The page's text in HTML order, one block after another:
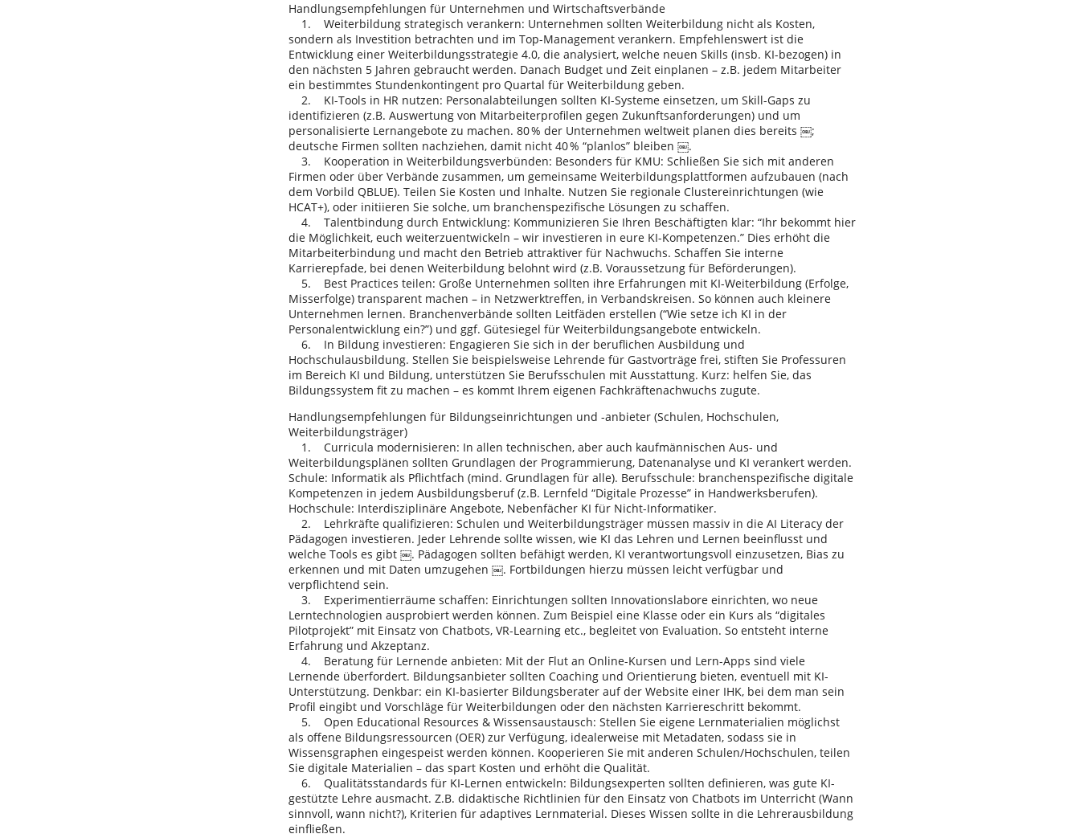
Handlungsempfehlungen für Unternehmen und Wirtschaftsverbände
1. Weiterbildung strategisch verankern: Unternehmen sollten Weiterbildung nicht als Kosten,
sondern als Investition betrachten und im Top-Management verankern. Empfehlenswert ist die
Entwicklung einer Weiterbildungsstrategie 4.0, die analysiert, welche neuen Skills (insb. KI-bezogen) in
den nächsten 5 Jahren gebraucht werden. Danach Budget und Zeit einplanen – z.B. jedem Mitarbeiter
ein bestimmtes Stundenkontingent pro Quartal für Weiterbildung geben.
2. KI-Tools in HR nutzen: Personalabteilungen sollten KI-Systeme einsetzen, um Skill-Gaps zu
identifizieren (z.B. Auswertung von Mitarbeiterprofilen gegen Zukunftsanforderungen) und um
personalisierte Lernangebote zu machen. 80 % der Unternehmen weltweit planen dies bereits ￼;
deutsche Firmen sollten nachziehen, damit nicht 40 % “planlos” bleiben ￼.
3. Kooperation in Weiterbildungsverbünden: Besonders für KMU: Schließen Sie sich mit anderen
Firmen oder über Verbände zusammen, um gemeinsame Weiterbildungsplattformen aufzubauen (nach
dem Vorbild QBLUE). Teilen Sie Kosten und Inhalte. Nutzen Sie regionale Clustereinrichtungen (wie
HCAT+), oder initiieren Sie solche, um branchenspezifische Lösungen zu schaffen.
4. Talentbindung durch Entwicklung: Kommunizieren Sie Ihren Beschäftigten klar: “Ihr bekommt hier
die Möglichkeit, euch weiterzuentwickeln – wir investieren in eure KI-Kompetenzen.” Dies erhöht die
Mitarbeiterbindung und macht den Betrieb attraktiver für Nachwuchs. Schaffen Sie interne
Karrierepfade, bei denen Weiterbildung belohnt wird (z.B. Voraussetzung für Beförderungen).
5. Best Practices teilen: Große Unternehmen sollten ihre Erfahrungen mit KI-Weiterbildung (Erfolge,
Misserfolge) transparent machen – in Netzwerktreffen, in Verbandskreisen. So können auch kleinere
Unternehmen lernen. Branchenverbände sollten Leitfäden erstellen (“Wie setze ich KI in der
Personalentwicklung ein?”) und ggf. Gütesiegel für Weiterbildungsangebote entwickeln.
6. In Bildung investieren: Engagieren Sie sich in der beruflichen Ausbildung und
Hochschulausbildung. Stellen Sie beispielsweise Lehrende für Gastvorträge frei, stiften Sie Professuren
im Bereich KI und Bildung, unterstützen Sie Berufsschulen mit Ausstattung. Kurz: helfen Sie, das
Bildungssystem fit zu machen – es kommt Ihrem eigenen Fachkräftenachwuchs zugute.
Handlungsempfehlungen für Bildungseinrichtungen und -anbieter (Schulen, Hochschulen,
Weiterbildungsträger)
1. Curricula modernisieren: In allen technischen, aber auch kaufmännischen Aus- und
Weiterbildungsplänen sollten Grundlagen der Programmierung, Datenanalyse und KI verankert werden.
Schule: Informatik als Pflichtfach (mind. Grundlagen für alle). Berufsschule: branchenspezifische digitale
Kompetenzen in jedem Ausbildungsberuf (z.B. Lernfeld “Digitale Prozesse” in Handwerksberufen).
Hochschule: Interdisziplinäre Angebote, Nebenfächer KI für Nicht-Informatiker.
2. Lehrkräfte qualifizieren: Schulen und Weiterbildungsträger müssen massiv in die AI Literacy der
Pädagogen investieren. Jeder Lehrende sollte wissen, wie KI das Lehren und Lernen beeinflusst und
welche Tools es gibt ￼. Pädagogen sollten befähigt werden, KI verantwortungsvoll einzusetzen, Bias zu
erkennen und mit Daten umzugehen ￼. Fortbildungen hierzu müssen leicht verfügbar und
verpflichtend sein.
3. Experimentierräume schaffen: Einrichtungen sollten Innovationslabore einrichten, wo neue
Lerntechnologien ausprobiert werden können. Zum Beispiel eine Klasse oder ein Kurs als “digitales
Pilotprojekt” mit Einsatz von Chatbots, VR-Learning etc., begleitet von Evaluation. So entsteht interne
Erfahrung und Akzeptanz.
4. Beratung für Lernende anbieten: Mit der Flut an Online-Kursen und Lern-Apps sind viele
Lernende überfordert. Bildungsanbieter sollten Coaching und Orientierung bieten, eventuell mit KI-
Unterstützung. Denkbar: ein KI-basierter Bildungsberater auf der Website einer IHK, bei dem man sein
Profil eingibt und Vorschläge für Weiterbildungen oder den nächsten Karriereschritt bekommt.
5. Open Educational Resources & Wissensaustausch: Stellen Sie eigene Lernmaterialien möglichst
als offene Bildungsressourcen (OER) zur Verfügung, idealerweise mit Metadaten, sodass sie in
Wissensgraphen eingespeist werden können. Kooperieren Sie mit anderen Schulen/Hochschulen, teilen
Sie digitale Materialien – das spart Kosten und erhöht die Qualität.
6. Qualitätsstandards für KI-Lernen entwickeln: Bildungsexperten sollten definieren, was gute KI-
gestützte Lehre ausmacht. Z.B. didaktische Richtlinien für den Einsatz von Chatbots im Unterricht (Wann
sinnvoll, wann nicht?), Kriterien für adaptives Lernmaterial. Dieses Wissen sollte in die Lehrerausbildung
einfließen.